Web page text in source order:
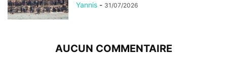
Yannis - 31/07/2026
AUCUN COMMENTAIRE